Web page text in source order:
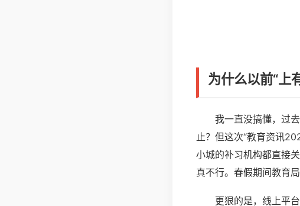
为什么以前“上
我一直没搞懂，过
止？但这次“教育资讯
小城的补习机构都直接
真不行。春假期间教育
更狠的是，线上平